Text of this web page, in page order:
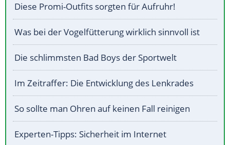
Diese Promi-Outfits sorgten für Aufruhr!
Was bei der Vogelfütterung wirklich sinnvoll ist
Die schlimmsten Bad Boys der Sportwelt
Im Zeitraffer: Die Entwicklung des Lenkrades
So sollte man Ohren auf keinen Fall reinigen
Experten-Tipps: Sicherheit im Internet